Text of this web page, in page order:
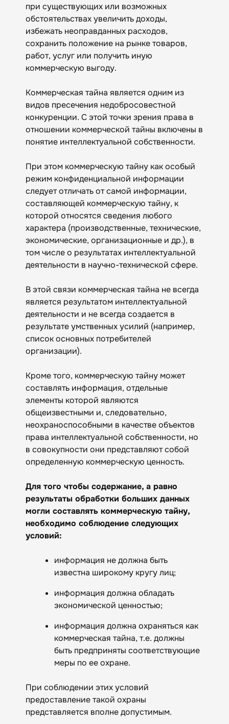
при существующих или возможных
обстоятельствах увеличить доходы,
избежать неоправданных расходов,
сохранить положение на рынке товаров,
работ, услуг или получить иную
коммерческую выгоду.
Коммерческая тайна является одним из
видов пресечения недобросовестной
конкуренции. С этой точки зрения права в
отношении коммерческой тайны включены в
понятие интеллектуальной собственности.
При этом коммерческую тайну как особый
режим конфиденциальной информации
следует отличать от самой информации,
составляющей коммерческую тайну, к
которой относятся сведения любого
характера (производственные, технические,
экономические, организационные и др.), в
том числе о результатах интеллектуальной
деятельности в научно-технической сфере.
В этой связи коммерческая тайна не всегда
является результатом интеллектуальной
деятельности и не всегда создается в
результате умственных усилий (например,
список основных потребителей
организации).
Кроме того, коммерческую тайну может
составлять информация, отдельные
элементы которой являются
общеизвестными и, следовательно,
неохраноспособными в качестве объектов
права интеллектуальной собственности, но
в совокупности они представляют собой
определенную коммерческую ценность.
Для того чтобы содержание, а равно
результаты обработки больших данных
могли составлять коммерческую тайну,
необходимо соблюдение следующих
условий:
информация не должна быть
известна широкому кругу лиц;
информация должна обладать
экономической ценностью;
информация должна охраняться как
коммерческая тайна, т.е. должны
быть предприняты соответствующие
меры по ее охране.
При соблюдении этих условий
предоставление такой охраны
представляется вполне допустимым.